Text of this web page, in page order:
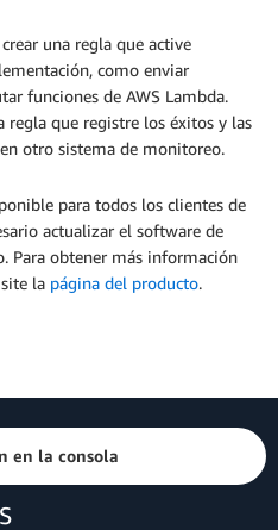
una regla que active
como enviar
funciones de AWS Lambda.
regla que registre los éxitos y las
otro sistema de monitoreo.
para todos los clientes de
actualizar el software de
Para obtener más información
la página del producto.
en la consola